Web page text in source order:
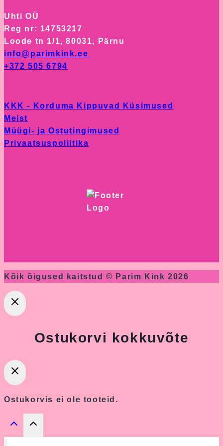
may
be
product
Uhti OÜ
Reg nr: 14753217
Loode tn 1/1, 80031, Pärnu
info@parimkink.ee
+372 505 6794
KKK - Korduma Kippuvad Küsimused
Meist
Müügi- ja Ostutingimused
Privaatsuspoliitika
Kõik õigused kaitstud © Parim Kink 2026
Ostukorvi kokkuvõte
Ostukorvis ei ole tooteid.